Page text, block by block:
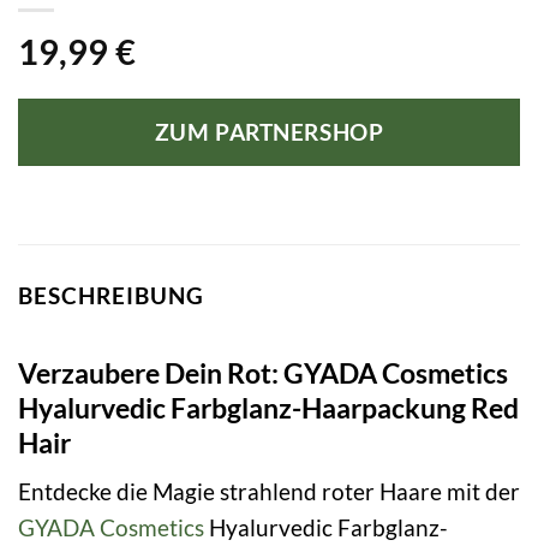
19,99 €
ZUM PARTNERSHOP
BESCHREIBUNG
Verzaubere Dein Rot: GYADA Cosmetics
Hyalurvedic Farbglanz-Haarpackung Red
Hair
Entdecke die Magie strahlend roter Haare mit der
GYADA Cosmetics Hyalurvedic Farbglanz-